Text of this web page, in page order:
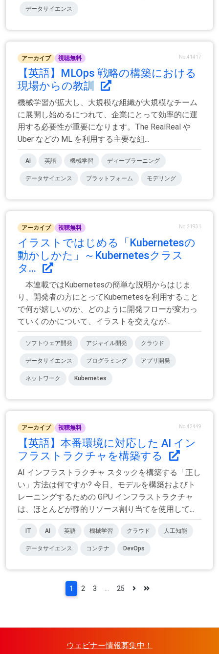
データサイエンス
アーカイブ 視聴無料 No.41417
【英語】MLOps 戦略の構築における
現場からの教訓
機械学習が拡大し、大規模な組織が大規模なチーム
に展開し始めるにつれて、企業にとって効率的に運
用する必要性が重要になります。The RealReal や
Uber などの ML を利用する主要な組...
AI 英語 機械学習 ディープラーニング
データサイエンス プラットフォーム モデリング
アーカイブ 視聴無料 No.21931
イラストではじめる「Kubernetesの
動かしかた」～Kubernetesクラス
タ...
本連載ではKubernetesの簡単な説明からはじま
り、開発者の方にとってKubernetesを利用すること
で何が嬉しいのか、どのように開発フローが変わっ
ていくのかについて、イラストを交えなが...
ソフトウェア開発 アジャイル開発 クラウド
データサイエンス プログラミング アプリ開発
ネットワーク Kubernetes
アーカイブ 視聴無料 No.42449
【英語】本番環境に対応した AI イン
フラストラクチャを構築する
AI インフラストラクチャ スタックを構築する「正し
い」方法は何ですか? 今日、モデルを構築およびト
レーニングするための GPU インフラストラクチャ
は、ほとんどが静的リソース割り当てを使用して...
IT AI 英語 機械学習 クラウド 人工知能
データサイエンス コンテナ DevOps
1 2 3 25
ウェビナー情報募集中！